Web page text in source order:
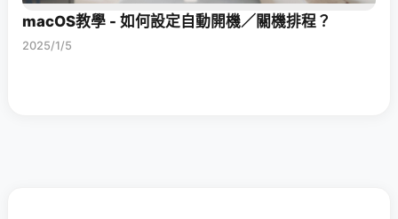
macOS教學 - 如何設定自動開機／關機排程？
2025/1/5